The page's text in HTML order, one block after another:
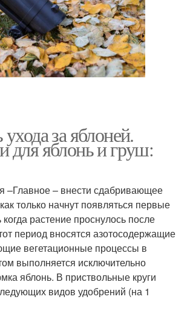
за яблоней.
для яблонь и груш:
–Главное – внести сдабривающее
только начнут появляться первые
когда растение проснулось после
период вносятся азотосодержащие
вегетационные процессы в
выполняется исключительно
яблонь. В приствольные круги
видов удобрений (на 1